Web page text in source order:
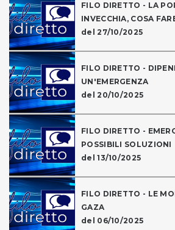
FILO DIRETTO - LA
INVECCHIA, COSA
del 27/10/2025
FILO DIRETTO -
UN'EMERGENZA
del 20/10/2025
FILO DIRETTO -
POSSIBILI SOLUZIONI
del 13/10/2025
FILO DIRETTO - LE
GAZA
del 06/10/2025